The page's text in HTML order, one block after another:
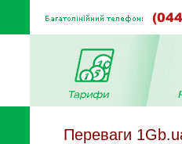
Переваги